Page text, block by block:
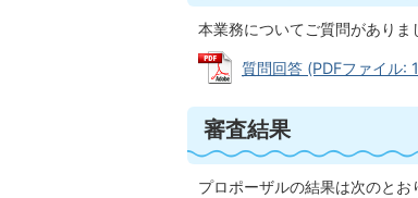
本業務についてご質問がありま
質問回答 (PDFファイル:
審査結果
プロポーザルの結果は次のとお